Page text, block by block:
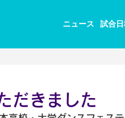
ニュース 試合
だきました